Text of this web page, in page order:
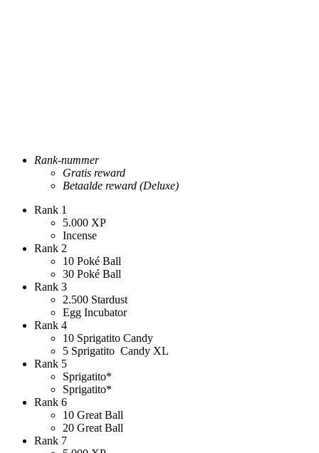
Rank-nummer
Gratis reward
Betaalde reward (Deluxe)
Rank 1
5.000 XP
Incense
Rank 2
10 Poké Ball
30 Poké Ball
Rank 3
2.500 Stardust
Egg Incubator
Rank 4
10 Sprigatito Candy
5 Sprigatito Candy XL
Rank 5
Sprigatito*
Sprigatito*
Rank 6
10 Great Ball
20 Great Ball
Rank 7